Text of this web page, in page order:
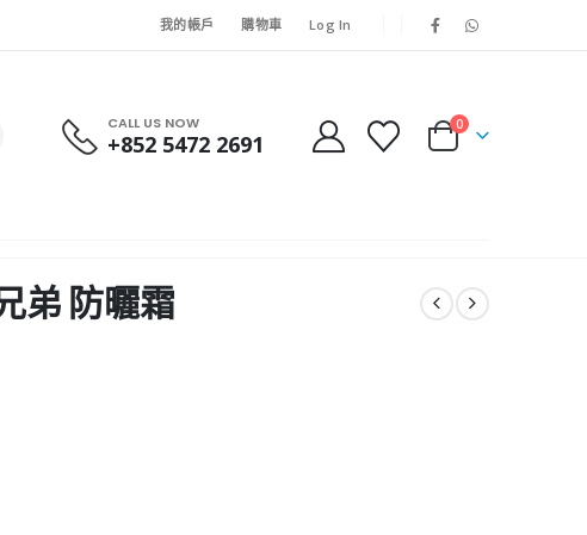
我的帳戶 購物車 Log In
CALL US NOW
+852 5472 2691
0
弟 防曬霜